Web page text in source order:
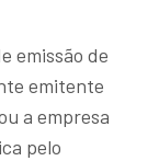
emissão de
emitente
a empresa
pelo